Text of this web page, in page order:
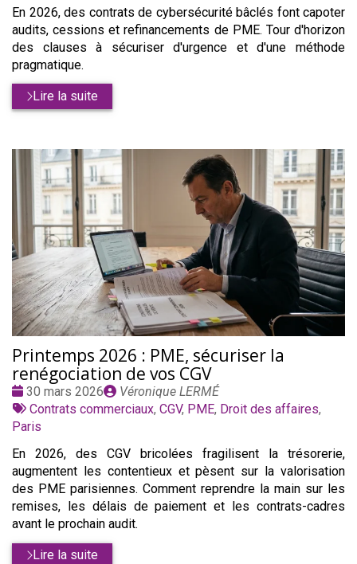
En 2026, des contrats de cybersécurité bâclés font capoter
audits, cessions et refinancements de PME. Tour d'horizon
des clauses à sécuriser d'urgence et d'une méthode
pragmatique.
Lire la suite
Printemps 2026 : PME, sécuriser la
renégociation de vos CGV
Date
:
30 mars 2026
Publié
par
Véronique LERMÉ
Tags
:
Contrats commerciaux, CGV, PME, Droit des affaires,
Paris
En 2026, des CGV bricolées fragilisent la trésorerie,
augmentent les contentieux et pèsent sur la valorisation
des PME parisiennes. Comment reprendre la main sur les
remises, les délais de paiement et les contrats-cadres
avant le prochain audit.
Lire la suite